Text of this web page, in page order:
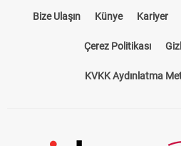
Bize Ulaşın Künye Kariyer
Çerez Politikası
KVKK Aydınlatma